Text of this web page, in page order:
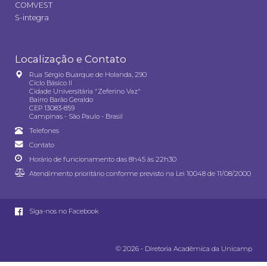
COMVEST
S-integra
Localização e Contato
Rua Sérgio Buarque de Holanda, 290
Ciclo Básico II
Cidade Universitária "Zeferino Vaz"
Bairro Barão Geraldo
CEP 13083-859
Campinas - São Paulo - Brasil
Telefones
Contato
Horário de funcionamento das 8h45 às 22h30
Atendimento prioritário conforme previsto na Lei 10048 de 11/08/2000
Siga-nos no Facebook
© 2026 - Diretoria Acadêmica da Unicamp